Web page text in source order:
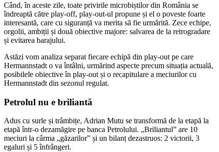
Când, în aceste zile, toate privirile microbiștilor din România se
îndreaptă către play-off, play-out-ul propune și el o poveste foarte
interesantă, care cu siguranță va merita să fie urmărită. Zece echipe,
orgolii, ambiții și două obiective majore: salvarea de la retrogradare
și evitarea barajului.
Astăzi vom analiza separat fiecare echipă din play-out pe care
Hermannstadt o va întâlni, urmărind aspecte precum situația actuală,
posibilele obiective în play-out și o recapitulare a meciurilor cu
Hermannstadt din sezonul regulat.
Petrolul nu e briliantă
Adus cu surle și trâmbițe, Adrian Mutu se transformă de la etapă la
etapă într-o dezamăgire pe banca Petrolului. „Briliantul” are 10
meciuri la cârma „găzarilor” și un bilanț dezastruos: 2 victorii, 3
egaluri și 5 înfrângeri.